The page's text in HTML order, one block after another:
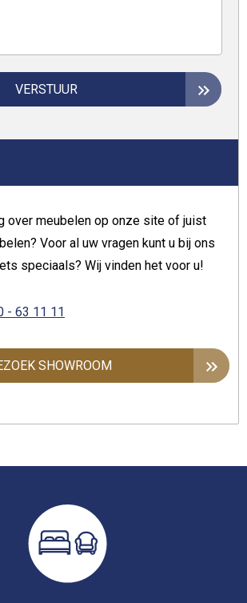
VERSTUUR
over meubelen op onze site of juist
Voor al uw vragen kunt u bij ons
speciaals? Wij vinden het voor u!
- 63 11 11
SHOWROOM